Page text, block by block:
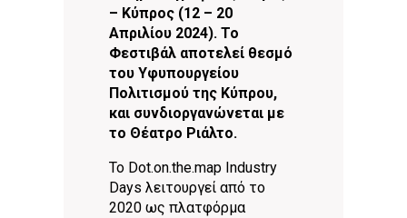
– Κύπρος (12 – 20
Απριλίου 2024). Το
Φεστιβάλ αποτελεί θεσμό
του Υφυπουργείου
Πολιτισμού της Κύπρου,
και συνδιοργανώνεται με
το Θέατρο Ριάλτο.
Το Dot.on.the.map Industry
Days λειτουργεί από το
2020 ως πλατφόρμα